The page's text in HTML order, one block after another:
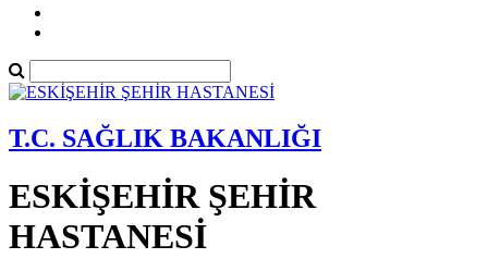
T.C. SAĞLIK BAKANLIĞI
ESKİŞEHİR ŞEHİR
HASTANESİ